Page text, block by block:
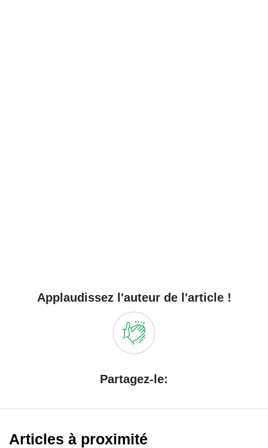
Applaudissez l'auteur de l'article !
Partagez-le:
Articles à proximité